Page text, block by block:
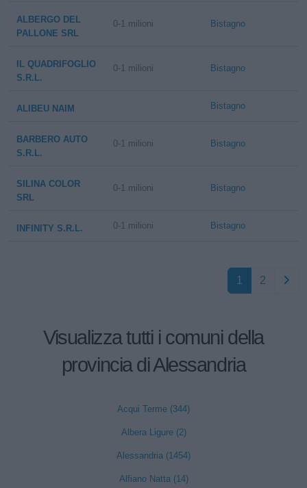
ALBERGO DEL
PALLONE SRL
0-1 milioni Bistagno
IL QUADRIFOGLIO
S.R.L.
0-1 milioni Bistagno
ALIBEU NAIM Bistagno
BARBERO AUTO
S.R.L.
0-1 milioni Bistagno
SILINA COLOR
SRL
0-1 milioni Bistagno
INFINITY S.R.L. 0-1 milioni Bistagno
1 2
Visualizza tutti i comuni della
provincia di Alessandria
Acqui Terme (344)
Albera Ligure (2)
Alessandria (1454)
Alfiano Natta (14)